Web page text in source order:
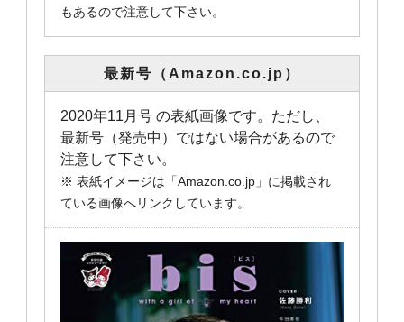
もあるので注意して下さい。
最新号（Amazon.co.jp）
2020年11月号 の表紙画像です。ただし、
最新号（発売中）ではない場合があるので
注意して下さい。
※ 表紙イメージは「Amazon.co.jp」に掲載され
ている画像へリンクしています。